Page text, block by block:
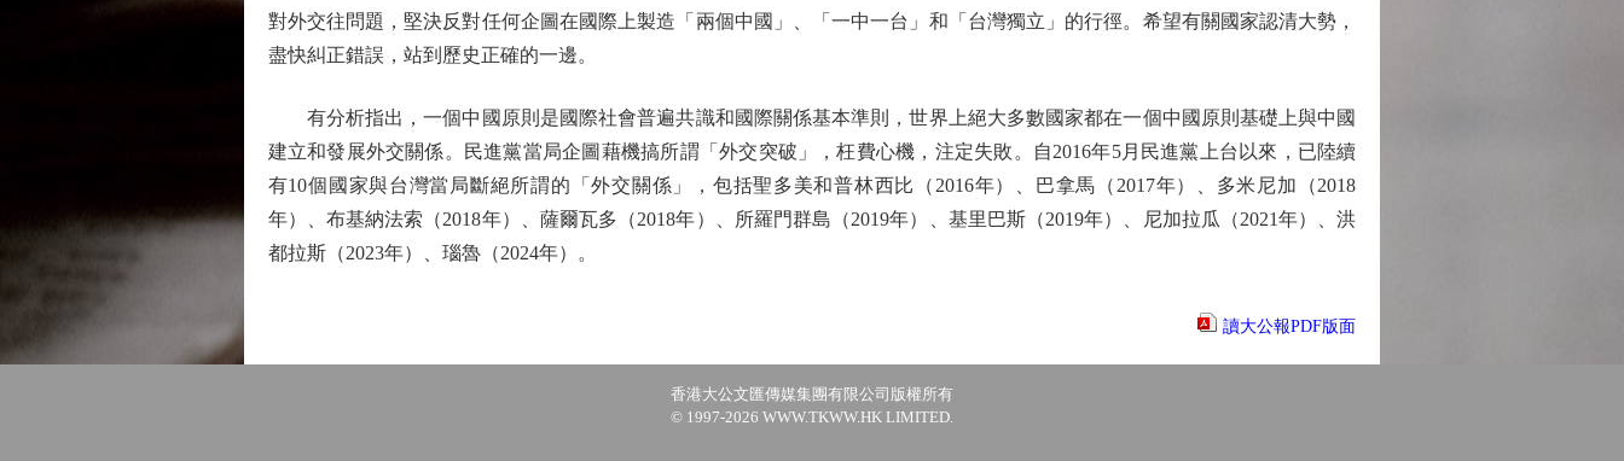
對外交往問題，堅決反對任何企圖在國際上製造「兩個中國」、「一中一台」和「台灣獨立」的行徑。希望有關國家認清大勢，
盡快糾正錯誤，站到歷史正確的一邊。
有分析指出，一個中國原則是國際社會普遍共識和國際關係基本準則，世界上絕大多數國家都在一個中國原則基礎上與中國
建立和發展外交關係。民進黨當局企圖藉機搞所謂「外交突破」，枉費心機，注定失敗。自2016年5月民進黨上台以來，已陸續
有10個國家與台灣當局斷絕所謂的「外交關係」，包括聖多美和普林西比（2016年）、巴拿馬（2017年）、多米尼加（2018
年）、布基納法索（2018年）、薩爾瓦多（2018年）、所羅門群島（2019年）、基里巴斯（2019年）、尼加拉瓜（2021年）、洪
都拉斯（2023年）、瑙魯（2024年）。
讀大公報PDF版面
香港大公文匯傳媒集團有限公司版權所有
© 1997-2026 WWW.TKWW.HK LIMITED.